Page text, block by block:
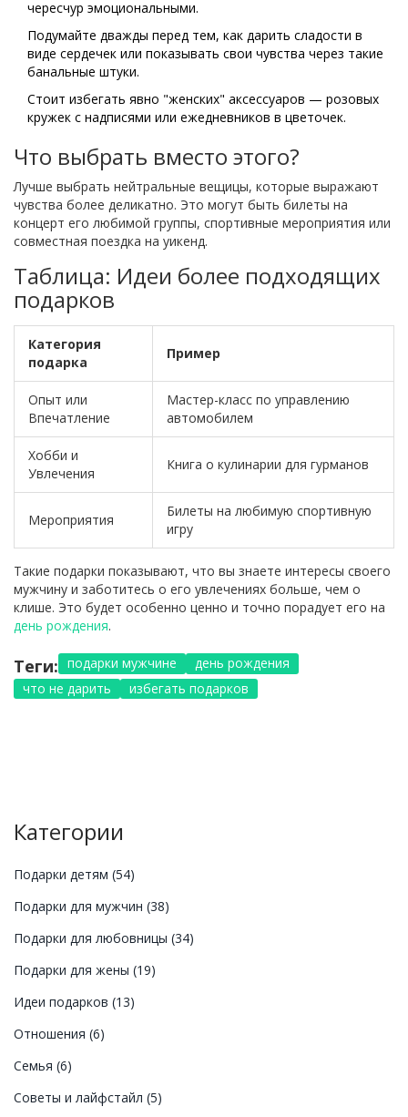
чересчур эмоциональными.
Подумайте дважды перед тем, как дарить сладости в
виде сердечек или показывать свои чувства через такие
банальные штуки.
Стоит избегать явно "женских" аксессуаров — розовых
кружек с надписями или ежедневников в цветочек.
Что выбрать вместо этого?
Лучше выбрать нейтральные вещицы, которые выражают
чувства более деликатно. Это могут быть билеты на
концерт его любимой группы, спортивные мероприятия или
совместная поездка на уикенд.
Таблица: Идеи более подходящих
подарков
Категория
подарка
Пример
Опыт или
Впечатление
Мастер-класс по управлению
автомобилем
Хобби и
Увлечения
Книга о кулинарии для гурманов
Мероприятия
Билеты на любимую спортивную
игру
Такие подарки показывают, что вы знаете интересы своего
мужчину и заботитесь о его увлечениях больше, чем о
клише. Это будет особенно ценно и точно порадует его на
день рождения.
Теги: подарки мужчине
день рождения
что не дарить
избегать подарков
Категории
Подарки детям (54)
Подарки для мужчин (38)
Подарки для любовницы (34)
Подарки для жены (19)
Идеи подарков (13)
Отношения (6)
Семья (6)
Советы и лайфстайл (5)